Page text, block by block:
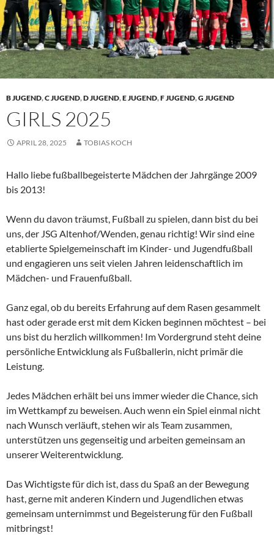
B JUGEND,C JUGEND,D JUGEND,E JUGEND,F JUGEND,G JUGEND
GIRLS 2025
APRIL 28, 2025 TOBIAS KOCH
Hallo liebe fußballbegeisterte Mädchen der Jahrgänge 2009
bis 2013!
Wenn du davon träumst, Fußball zu spielen, dann bist du bei
uns, der JSG Altenhof/Wenden, genau richtig! Wir sind eine
etablierte Spielgemeinschaft im Kinder- und Jugendfußball
und engagieren uns seit vielen Jahren leidenschaftlich im
Mädchen- und Frauenfußball.
Ganz egal, ob du bereits Erfahrung auf dem Rasen gesammelt
hast oder gerade erst mit dem Kicken beginnen möchtest – bei
uns bist du herzlich willkommen! Im Vordergrund steht deine
persönliche Entwicklung als Fußballerin, nicht primär die
Leistung.
Jedes Mädchen erhält bei uns immer wieder die Chance, sich
im Wettkampf zu beweisen. Auch wenn ein Spiel einmal nicht
nach Wunsch verläuft, stehen wir als Team zusammen,
unterstützen uns gegenseitig und arbeiten gemeinsam an
unserer Weiterentwicklung.
Das Wichtigste für dich ist, dass du Spaß an der Bewegung
hast, gerne mit anderen Kindern und Jugendlichen etwas
gemeinsam unternimmst und Begeisterung für den Fußball
mitbringst!